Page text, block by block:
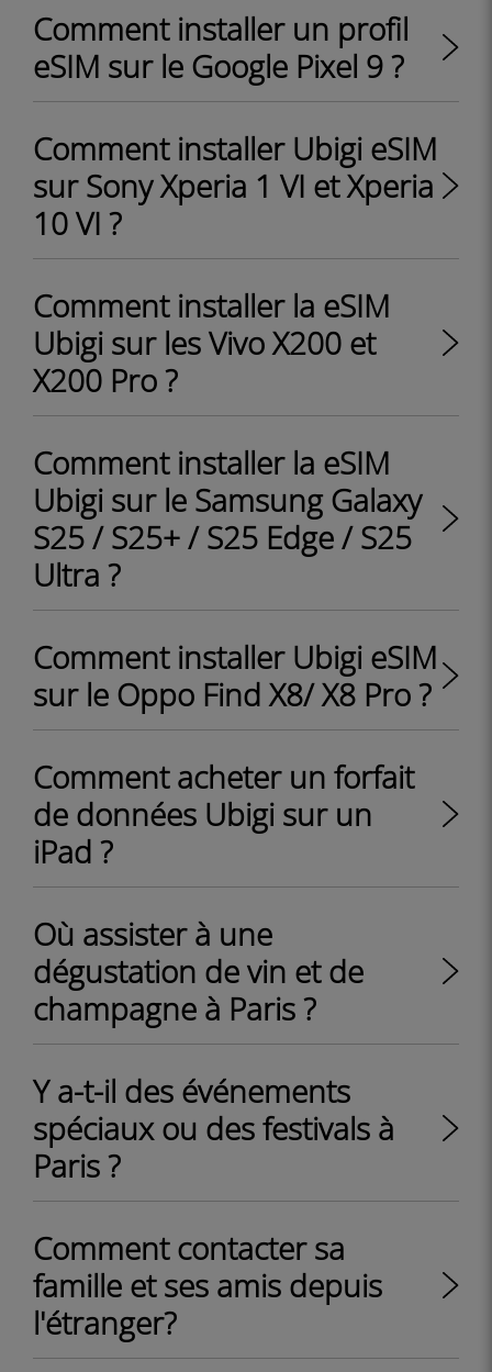
Comment installer un profil
eSIM sur le Google Pixel 9 ?
Comment installer Ubigi eSIM
sur Sony Xperia 1 VI et Xperia
10 VI ?
Comment installer la eSIM
Ubigi sur les Vivo X200 et
X200 Pro ?
Comment installer la eSIM
Ubigi sur le Samsung Galaxy
S25 / S25+ / S25 Edge / S25
Ultra ?
Comment installer Ubigi eSIM
sur le Oppo Find X8/ X8 Pro ?
Comment acheter un forfait
de données Ubigi sur un
iPad ?
Où assister à une
dégustation de vin et de
champagne à Paris ?
Y a-t-il des événements
spéciaux ou des festivals à
Paris ?
Comment contacter sa
famille et ses amis depuis
l'étranger?